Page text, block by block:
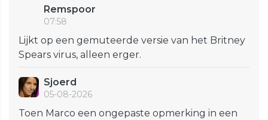
Remspoor
07:58
Lijkt op een gemuteerde versie van het Britney
Spears virus, alleen erger.
Sjoerd
05-08-2026
Toen Marco een ongepaste opmerking in een